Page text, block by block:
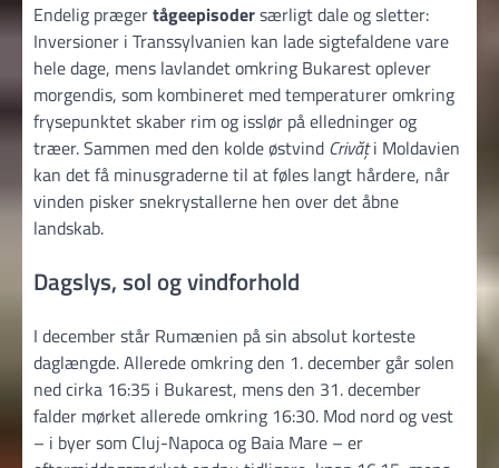
Endelig prægertågeepisodersærligt dale og sletter:
Inversioner i Transsylvanien kan lade sigtefaldene vare
hele dage, mens lavlandet omkring Bukarest oplever
morgen­dis, som kombineret med temperaturer omkring
frysepunktet skaber rim og isslør på elledninger og
træer. Sammen med den kolde østvind Crivăți Moldavien
kan det få minusgraderne til at føles langt hårdere, når
vinden pisker snekrystallerne hen over det åbne
landskab.
Dagslys, sol og vindforhold
I december står Rumænien på sin absolut korteste
daglængde. Allerede omkring den 1. december går solen
ned cirka 16:35 i Bukarest, mens den 31. december
falder mørket allerede omkring 16:30. Mod nord og vest
– i byer som Cluj-Napoca og Baia Mare – er